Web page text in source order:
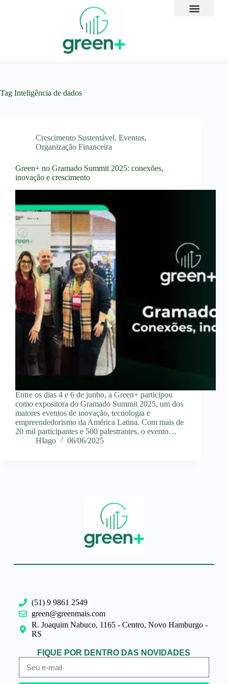
Tag Inteligência de dados
Crescimento Sustentável, Eventos,
Organização Financeira
Green+ no Gramado Summit 2025: conexões,
inovação e crescimento
Entre os dias 4 e 6 de junho, a Green+ participou
como expositora do Gramado Summit 2025, um dos
maiores eventos de inovação, tecnologia e
empreendedorismo da América Latina. Com mais de
20 mil participantes e 500 palestrantes, o evento…
HIago
06/06/2025
(51) 9 9861 2549
green@greenmais.com
R. Joaquim Nabuco, 1165 - Centro, Novo Hamburgo -
RS
FIQUE POR DENTRO DAS NOVIDADES